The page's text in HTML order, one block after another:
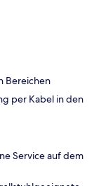
Bereichen
per Kabel in den
Service auf dem